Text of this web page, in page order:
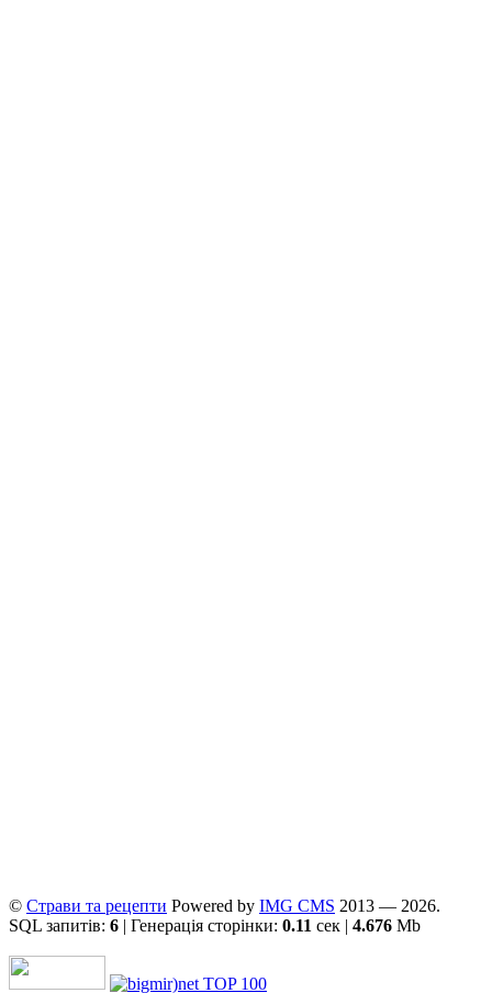
© Страви та рецепти Powered by ІMG CMS 2013 — 2026.
SQL запитів: 6 | Генерація сторінки: 0.11 сек | 4.676 Mb